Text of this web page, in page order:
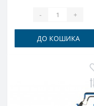
- +
ДО КОШИКА